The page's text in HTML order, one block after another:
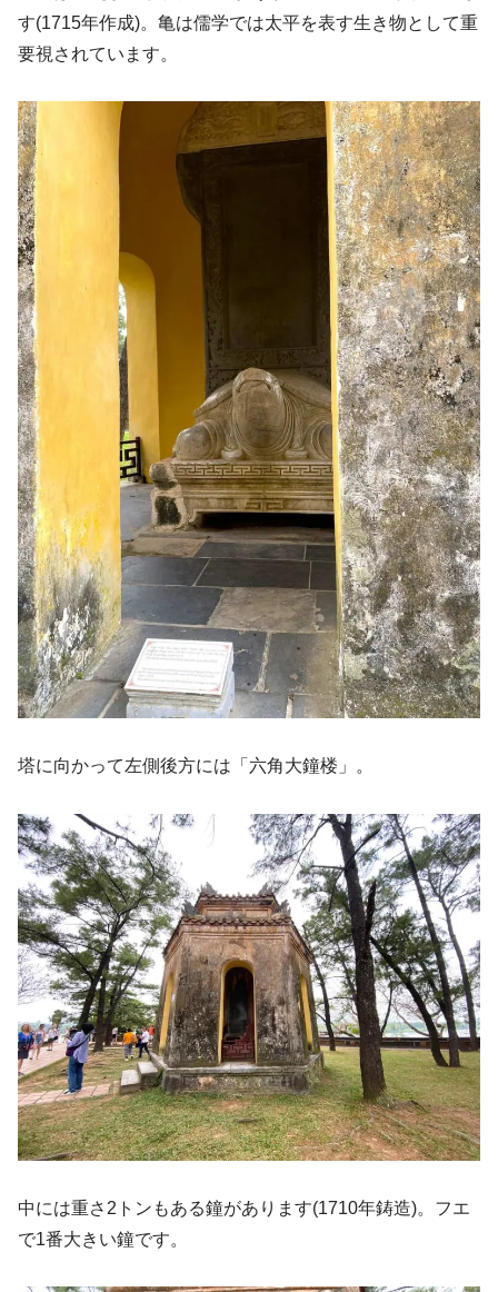
す(1715年作成)。亀は儒学では太平を表す生き物として重
要視されています。
塔に向かって左側後方には「六角大鐘楼」。
中には重さ2トンもある鐘があります(1710年鋳造)。フエ
で1番大きい鐘です。